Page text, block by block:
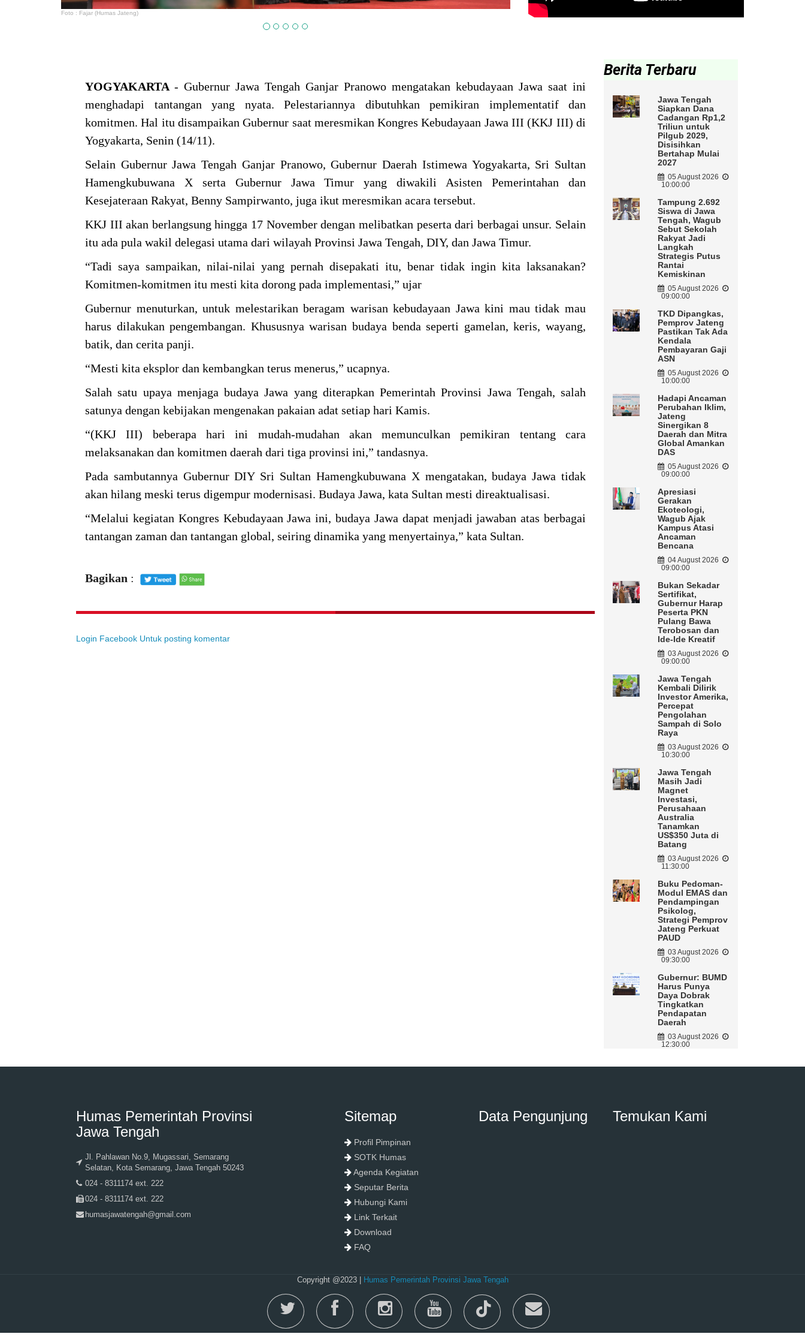
Foto : Fajar (Humas Jateng)
YOGYAKARTA - Gubernur Jawa Tengah Ganjar Pranowo mengatakan kebudayaan Jawa saat ini
menghadapi tantangan yang nyata. Pelestariannya dibutuhkan pemikiran implementatif dan
komitmen. Hal itu disampaikan Gubernur saat meresmikan Kongres Kebudayaan Jawa III (KKJ III) di
Yogyakarta, Senin (14/11).
Selain Gubernur Jawa Tengah Ganjar Pranowo, Gubernur Daerah Istimewa Yogyakarta, Sri Sultan
Hamengkubuwana X serta Gubernur Jawa Timur yang diwakili Asisten Pemerintahan dan
Kesejateraan Rakyat, Benny Sampirwanto, juga ikut meresmikan acara tersebut.
KKJ III akan berlangsung hingga 17 November dengan melibatkan peserta dari berbagai unsur. Selain
itu ada pula wakil delegasi utama dari wilayah Provinsi Jawa Tengah, DIY, dan Jawa Timur.
“Tadi saya sampaikan, nilai-nilai yang pernah disepakati itu, benar tidak ingin kita laksanakan?
Komitmen-komitmen itu mesti kita dorong pada implementasi,” ujar
Gubernur menuturkan, untuk melestarikan beragam warisan kebudayaan Jawa kini mau tidak mau
harus dilakukan pengembangan. Khususnya warisan budaya benda seperti gamelan, keris, wayang,
batik, dan cerita panji.
“Mesti kita eksplor dan kembangkan terus menerus,” ucapnya.
Salah satu upaya menjaga budaya Jawa yang diterapkan Pemerintah Provinsi Jawa Tengah, salah
satunya dengan kebijakan mengenakan pakaian adat setiap hari Kamis.
“(KKJ III) beberapa hari ini mudah-mudahan akan memunculkan pemikiran tentang cara
melaksanakan dan komitmen daerah dari tiga provinsi ini,” tandasnya.
Pada sambutannya Gubernur DIY Sri Sultan Hamengkubuwana X mengatakan, budaya Jawa tidak
akan hilang meski terus digempur modernisasi. Budaya Jawa, kata Sultan mesti direaktualisasi.
“Melalui kegiatan Kongres Kebudayaan Jawa ini, budaya Jawa dapat menjadi jawaban atas berbagai
tantangan zaman dan tantangan global, seiring dinamika yang menyertainya,” kata Sultan.
Bagikan :
Login Facebook Untuk posting komentar
Berita Terbaru
Jawa Tengah
Siapkan Dana
Cadangan Rp1,2
Triliun untuk
Pilgub 2029,
Disisihkan
Bertahap Mulai
2027
05 August 2026
10:00:00
Tampung 2.692
Siswa di Jawa
Tengah, Wagub
Sebut Sekolah
Rakyat Jadi
Langkah
Strategis Putus
Rantai
Kemiskinan
05 August 2026
09:00:00
TKD Dipangkas,
Pemprov Jateng
Pastikan Tak Ada
Kendala
Pembayaran Gaji
ASN
05 August 2026
10:00:00
Hadapi Ancaman
Perubahan Iklim,
Jateng
Sinergikan 8
Daerah dan Mitra
Global Amankan
DAS
05 August 2026
09:00:00
Apresiasi
Gerakan
Ekoteologi,
Wagub Ajak
Kampus Atasi
Ancaman
Bencana
04 August 2026
09:00:00
Bukan Sekadar
Sertifikat,
Gubernur Harap
Peserta PKN
Pulang Bawa
Terobosan dan
Ide-Ide Kreatif
03 August 2026
09:00:00
Jawa Tengah
Kembali Dilirik
Investor Amerika,
Percepat
Pengolahan
Sampah di Solo
Raya
03 August 2026
10:30:00
Jawa Tengah
Masih Jadi
Magnet
Investasi,
Perusahaan
Australia
Tanamkan
US$350 Juta di
Batang
03 August 2026
11:30:00
Buku Pedoman-
Modul EMAS dan
Pendampingan
Psikolog,
Strategi Pemprov
Jateng Perkuat
PAUD
03 August 2026
09:30:00
Gubernur: BUMD
Harus Punya
Daya Dobrak
Tingkatkan
Pendapatan
Daerah
03 August 2026
12:30:00
Humas Pemerintah Provinsi
Jawa Tengah
Jl. Pahlawan No.9, Mugassari, Semarang
Selatan, Kota Semarang, Jawa Tengah 50243
024 - 8311174 ext. 222
024 - 8311174 ext. 222
humasjawatengah@gmail.com
Sitemap
Profil Pimpinan
SOTK Humas
Agenda Kegiatan
Seputar Berita
Hubungi Kami
Link Terkait
Download
FAQ
Data Pengunjung Temukan Kami
Copyright @2023 | Humas Pemerintah Provinsi Jawa Tengah